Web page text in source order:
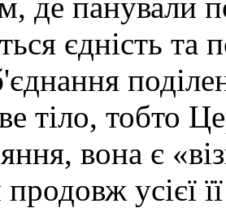
єдність та
тіло, тобто
вона є
усієї